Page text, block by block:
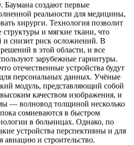
создают первые
реальности для медицины,
хирурги. Технология позволит
структуры и мягкие ткани, что
и снизит риск осложнений. В
в этой области, и все
зарубежные гарнитуры.
отечественные устройства будут
для персональных данных. Учёные
модуль, представляющий собой
качеством изображения, и
— волновод толщиной несколько
сомневаются в быстром
в больницах. Однако, по
устройства перспективны и для
авиацию и строительство.